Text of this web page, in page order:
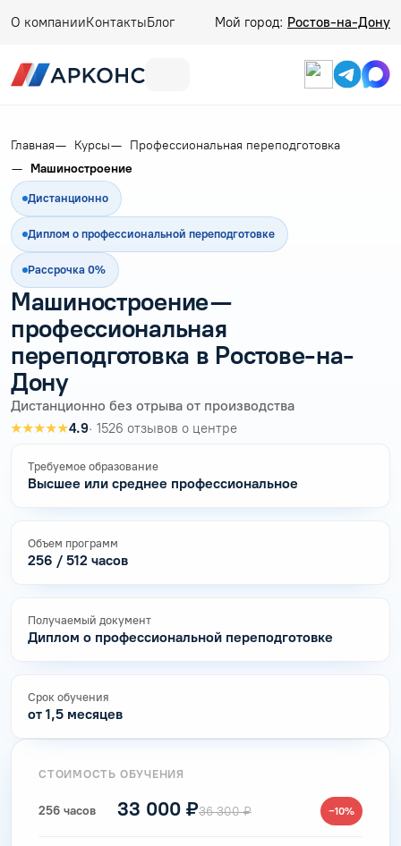
О компанииКонтактыБлог Мой город: Ростов-на-Дону
Главная Курсы
Профессиональная переподготовка
Машиностроение
Дистанционно
Диплом о профессиональной переподготовке
Рассрочка 0%
Машиностроение —
профессиональная
переподготовка в Ростове-на-
Дону
Дистанционно без отрыва от производства
★★★★★4.9· 1526 отзывов о центре
Требуемое образование
Высшее или среднее профессиональное
Объем программ
256 / 512 часов
Получаемый документ
Диплом о профессиональной переподготовке
Срок обучения
от 1,5 месяцев
СТОИМОСТЬ ОБУЧЕНИЯ
256 часов 33 000 ₽36 300 ₽ −10%